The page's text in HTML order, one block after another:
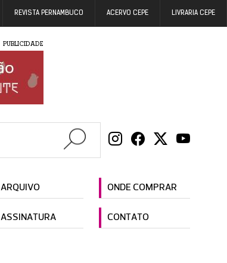
REVISTA PERNAMBUCO ACERVO CEPE LIVRARIA CEPE
PUBLICIDADE
ARQUIVO ONDE COMPRAR
ASSINATURA CONTATO